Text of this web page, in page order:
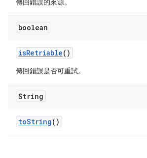
傳回錯誤的來源。
boolean
isRetriable()
傳回錯誤是否可重試。
String
toString()